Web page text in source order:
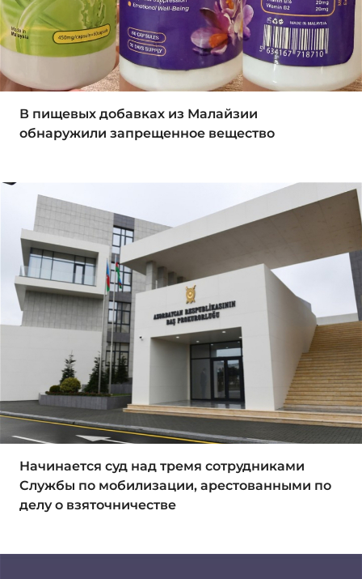
В пищевых добавках из Малайзии
обнаружили запрещенное вещество
Начинается суд над тремя сотрудниками
Службы по мобилизации, арестованными по
делу о взяточничестве